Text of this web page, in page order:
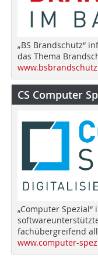
„BS Brandschutz“
das Thema
CS Computer
„Computer
fachübergreifend
www.computer-